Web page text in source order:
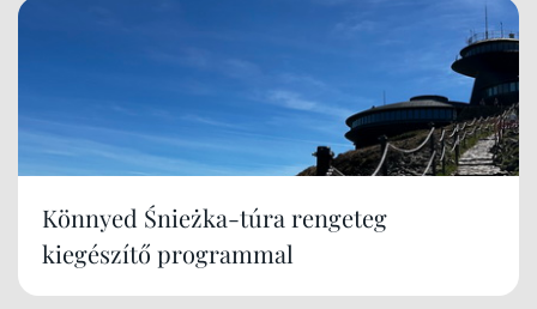
Könnyed Śnieżka-túra rengeteg
kiegészítő programmal